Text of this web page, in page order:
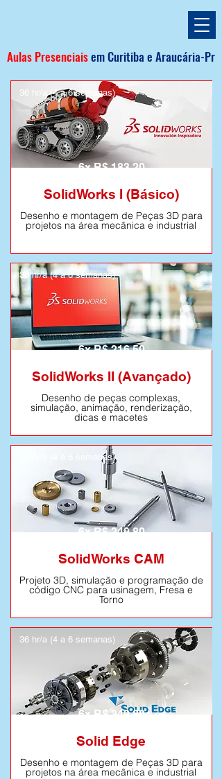
Aulas PresenciaisemCuritiba e Araucária-Pr
36 hr/a (4 a 6 semanas)
6x R$ 183,20
SolidWorks I (Básico)
Desenho e montagem de Peças 3D para
projetos na área mecânica e industrial
Saiba mais
36 hr/a (4 a 6 semanas)
6x R$ 216,50
SolidWorks II (Avançado)
Desenho de peças complexas,
simulação, animação, renderização,
dicas e macetes
Saiba mais
36 hr/a (4 a 6 semanas)
6x R$ 249,80
SolidWorks CAM
Projeto 3D, simulação e programação de
código CNC para usinagem, Fresa e
Torno
Saiba mais
36 hr/a (4 a 6 semanas)
6x R$ 249,80
Solid Edge
Desenho e montagem de Peças 3D para
projetos na área mecânica e industrial